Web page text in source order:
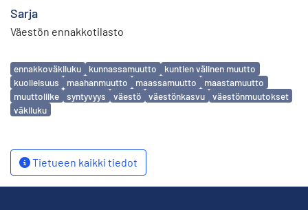
Sarja
Väestön ennakkotilasto
Avainsanat
ennakkoväkiluku kunnassamuutto
kuntien välinen muutto
kuolleisuus
maahanmuutto maassamuutto
maastamuutto
muuttoliike
syntyvyys väestö väestönkasvu
väestönmuutokset
väkiluku
Tietueen kaikki tiedot